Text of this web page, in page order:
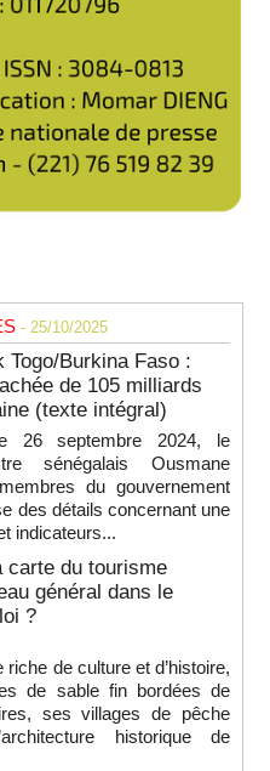
- 25/10/2025
Togo/Burkina Faso :
de 105 milliards
(texte intégral)
26 septembre 2024, le
sénégalais Ousmane
du gouvernement
des détails concernant une
indicateurs...
carte du tourisme
général dans le
?
de culture et d’histoire,
de sable fin bordées de
ses villages de pêche
historique de